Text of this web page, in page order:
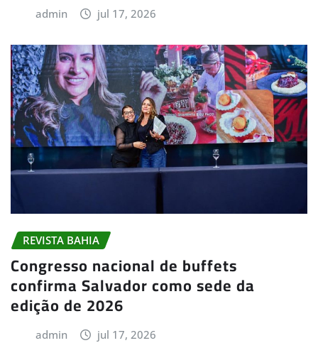
admin jul 17, 2026
REVISTA BAHIA
Congresso nacional de buffets
confirma Salvador como sede da
edição de 2026
admin jul 17, 2026